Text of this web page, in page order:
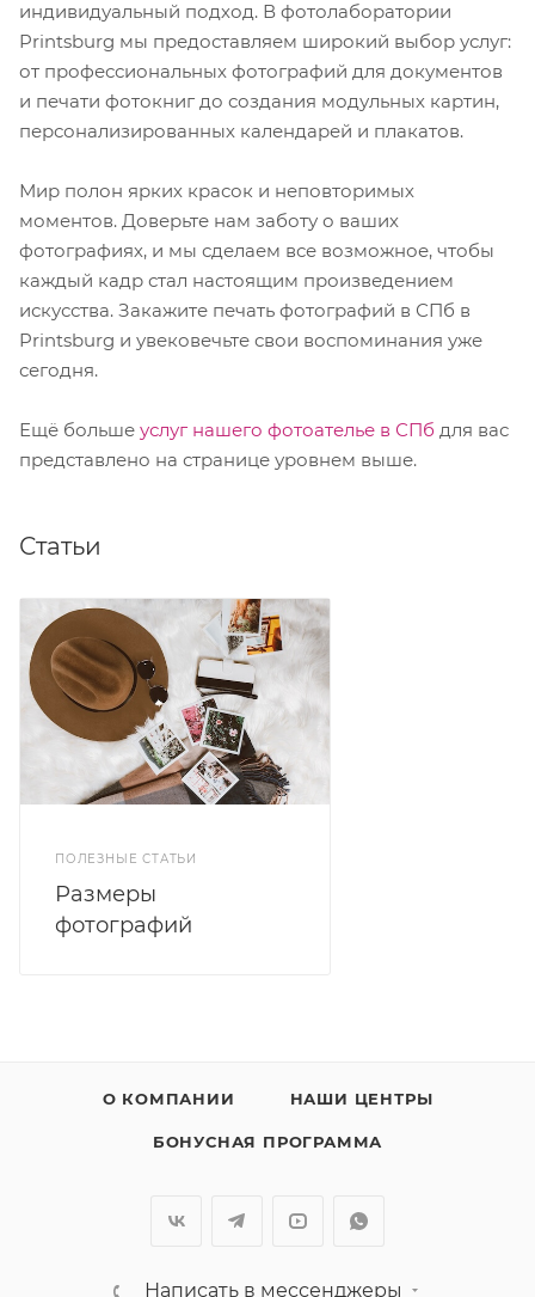
индивидуальный подход. В фотолаборатории
Printsburg мы предоставляем широкий выбор услуг:
от профессиональных фотографий для документов
и печати фотокниг до создания модульных картин,
персонализированных календарей и плакатов.
Мир полон ярких красок и неповторимых
моментов. Доверьте нам заботу о ваших
фотографиях, и мы сделаем все возможное, чтобы
каждый кадр стал настоящим произведением
искусства. Закажите печать фотографий в СПб в
Printsburg и увековечьте свои воспоминания уже
сегодня.
Ещё больше услуг нашего фотоателье в СПб для вас
представлено на странице уровнем выше.
Статьи
ПОЛЕЗНЫЕ СТАТЬИ
Размеры
фотографий
О КОМПАНИИ НАШИ ЦЕНТРЫ
БОНУСНАЯ ПРОГРАММА
Написать в мессенджеры